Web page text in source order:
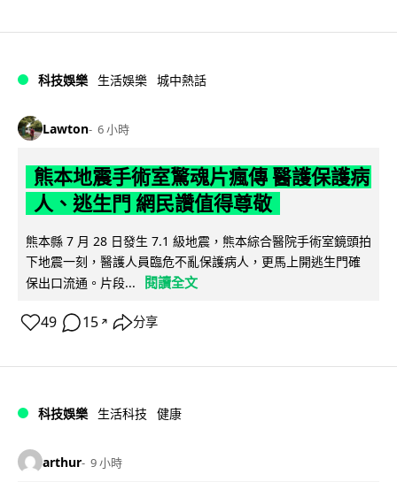
科技娛樂 生活娛樂 城中熱話
Lawton 6 小時
熊本地震手術室驚魂片瘋傳 醫護保護病
人、逃生門 網民讚值得尊敬
熊本縣 7 月 28 日發生 7.1 級地震，熊本綜合醫院手術室鏡頭拍
下地震一刻，醫護人員臨危不亂保護病人，更馬上開逃生門確
保出口流通。片段...
閱讀全文
49 15 ↗ 分享
科技娛樂 生活科技 健康
arthur 9 小時